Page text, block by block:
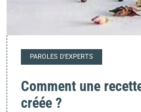
PAROLES D'EXPERTS
Comment une
créée ?